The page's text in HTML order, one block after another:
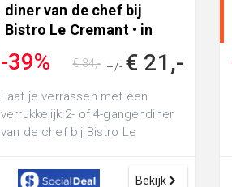
diner van de chef bij
Bistro Le Cremant • in
-39% +/- € 21,-
€ 34,-
Laat je verrassen met een
verrukkelijk 2- of 4-gangendiner
van de chef bij Bistro Le
Zuid-L...
Bekijk